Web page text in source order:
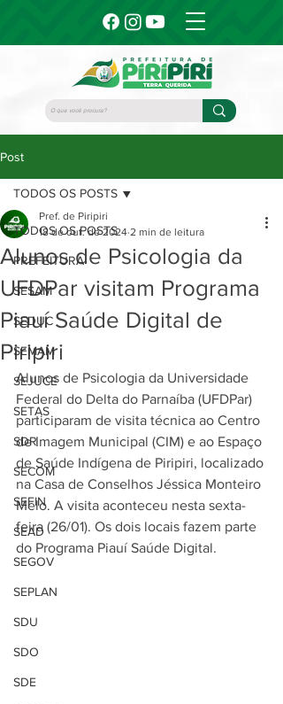
Post
TODOS OS POSTS
PREFEITURA
SESAM
SEDUC
SEMAM
SEJUCE
SETAS
SDR
SECOM
SEFIN
SEAD
SEGOV
SEPLAN
SDU
SDO
SDE
TODOS OS POSTS
Alunos de Psicologia da
UFDPar visitam Programa
Piauí Saúde Digital de
Piripiri
Pref. de Piripiri
18 de out. de 2024 2 min de leitura
Alunos de Psicologia da Universidade
Federal do Delta do Parnaíba (UFDPar)
participaram de visita técnica ao Centro
de Imagem Municipal (CIM) e ao Espaço
de Saúde Indígena de Piripiri, localizado
na Casa de Conselhos Jéssica Monteiro
Melo. A visita aconteceu nesta sexta-
feira (26/01). Os dois locais fazem parte
do Programa Piauí Saúde Digital.